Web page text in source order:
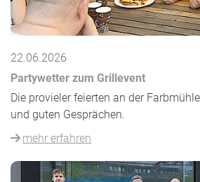
22.06.2026
Partywetter zum Grillevent
Die provieler feierten an der
und guten Gesprächen.
mehr erfahren